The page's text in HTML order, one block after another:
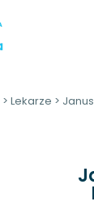
> Lekarze >